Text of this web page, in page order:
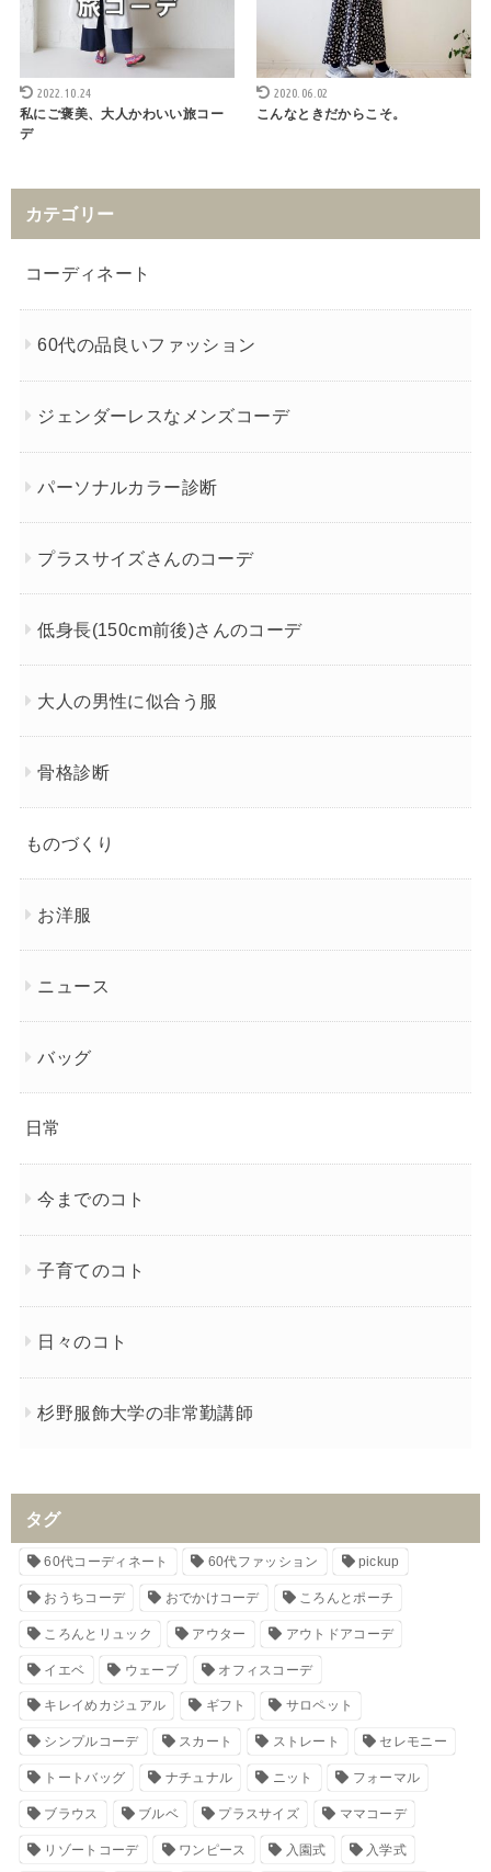
2022.10.24
私にご褒美、大人かわいい旅コー
デ
2020.06.02
こんなときだからこそ。
カテゴリー
コーディネート
60代の品良いファッション
ジェンダーレスなメンズコーデ
パーソナルカラー診断
プラスサイズさんのコーデ
低身長(150cm前後)さんのコーデ
大人の男性に似合う服
骨格診断
ものづくり
お洋服
ニュース
バッグ
日常
今までのコト
子育てのコト
日々のコト
杉野服飾大学の非常勤講師
タグ
60代コーディネート 60代ファッション pickup
おうちコーデ おでかけコーデ ころんとポーチ
ころんとリュック アウター アウトドアコーデ
イエベ ウェーブ オフィスコーデ
キレイめカジュアル ギフト サロペット
シンプルコーデ スカート ストレート セレモニー
トートバッグ ナチュナル ニット フォーマル
ブラウス ブルベ プラスサイズ ママコーデ
リゾートコーデ ワンピース 入園式 入学式